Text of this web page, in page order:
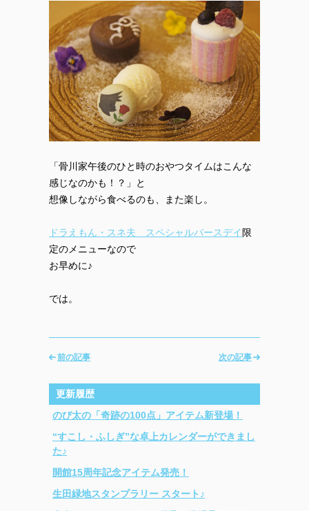
「骨川家午後のひと時のおやつタイムはこんな
感じなのかも！？」と
想像しながら食べるのも、また楽し。
ドラえもん・スネ夫 スペシャルバースデイ限
定のメニューなので
お早めに♪
では。
次の記事
前の記事
更新履歴
のび太の「奇跡の100点」アイテム新登場！
“すこし・ふしぎ”な卓上カレンダーができまし
た♪
開館15周年記念アイテム発売！
生田緑地スタンプラリー スタート♪